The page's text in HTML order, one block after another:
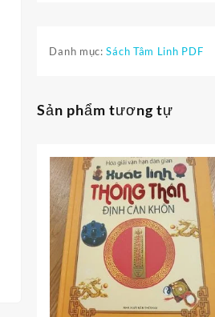
Danh mục:Sách Tâm Linh PDF
Sản phẩm tương tự